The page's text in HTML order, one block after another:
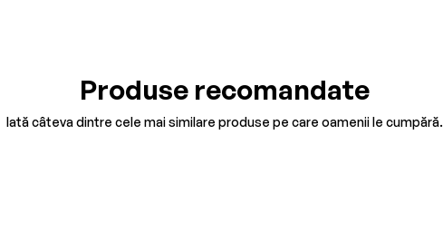
Produse recomandate
Iată câteva dintre cele mai similare produse pe care oamenii le cumpără.